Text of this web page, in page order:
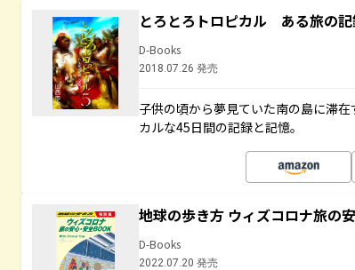
とろとろトロピカル ある旅の
D-Books
2018.07.26 発売
子供の頃から夢見ていた南の島に滞
カルな45日間の記録と記憶。
地球の歩き方 ウィズコロナ旅の
D-Books
2022.07.20 発売